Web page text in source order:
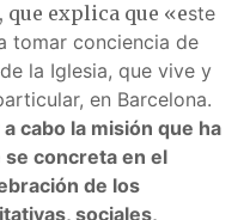
explica que «este
tomar conciencia de
la Iglesia, que vive y
en Barcelona.
cabo la misión que ha
concreta en el
de los
sociales,